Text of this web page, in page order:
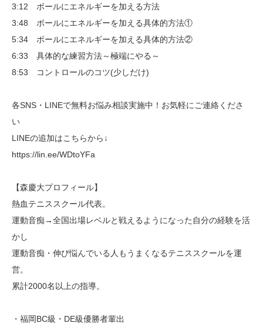
3:12 ボールにエネルギーを加える方法
3:48 ボールにエネルギーを加える具体的方法①
5:34 ボールにエネルギーを加える具体的方法②
6:33 具体的な練習方法～極端にやる～
8:53 コントロールのコツ(少しだけ)
各SNS・LINEで無料お悩み相談実施中！お気軽にご連絡くださ
い
LINEの追加はこちらから↓
https://lin.ee/WDtoYFa
【森慶大プロフィール】
熱血テニススクール代表。
運動音痴→全国出場レベルと戦えるようになった自分の経験を活
かし
運動音痴・伸び悩んでいる人もうまくなるテニススクールを運
営。
累計2000名以上の指導。
・福岡BC級・DE級優勝者輩出